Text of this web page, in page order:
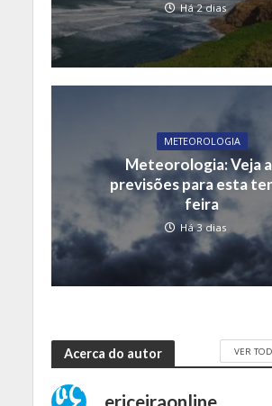
Há 2 dias
METEOROLOGIA
Meteorologia: Veja
previsões para esta
feira
Há 3 dias
Acerca do autor VER